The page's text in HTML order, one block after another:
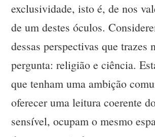
exclusividade, isto é, de nos
de um destes óculos.
dessas perspectivas que trazes
pergunta: religião e ciência.
que tenham uma ambição
oferecer uma leitura coerente
sensível, ocupam o mesmo